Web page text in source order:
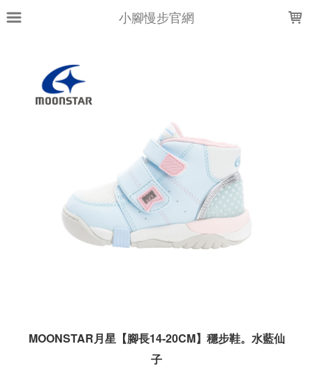
小腳慢步官網
MOONSTAR月星【腳長14-20CM】穩步鞋。水藍仙
子